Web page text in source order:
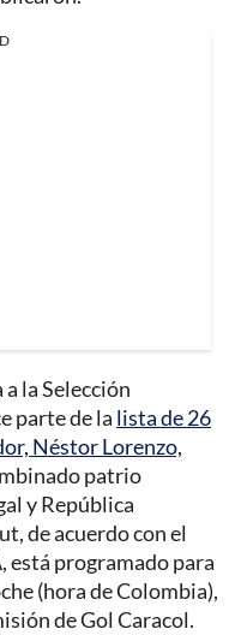
la Selección
parte de la lista de 26
Néstor Lorenzo,
patrio
y República
de acuerdo con el
está programado para
(hora de Colombia),
de Gol Caracol.